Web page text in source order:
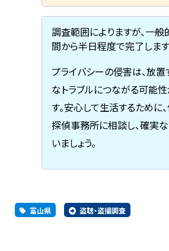
調査範囲によりますが、一
間から半日程度で完了します
プライバシーの侵害は、放置
なトラブルにつながる可能
す。安心して生活するために
探偵事務所に相談し、確実
いましょう。
富山県 盗聴・盗撮調査